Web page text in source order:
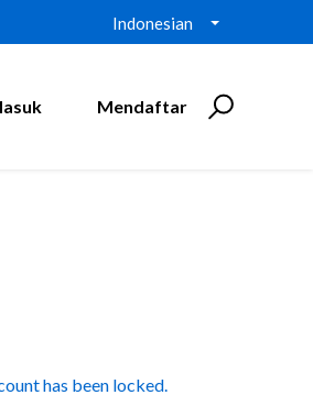
Indonesian
Mendaftar
has been locked.